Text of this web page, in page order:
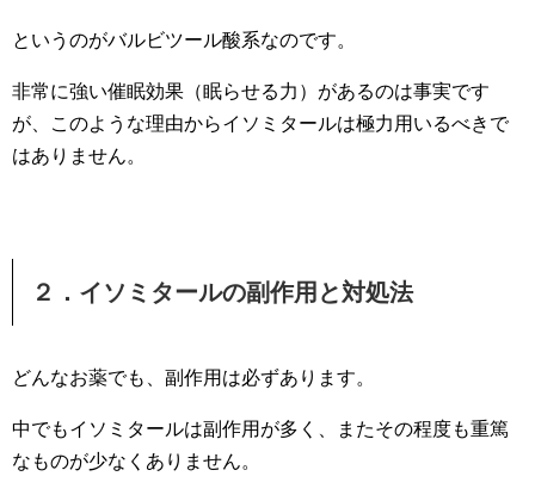
というのがバルビツール酸系なのです。
非常に強い催眠効果（眠らせる力）があるのは事実です
が、このような理由からイソミタールは極力用いるべきで
はありません。
２．イソミタールの副作用と対処法
どんなお薬でも、副作用は必ずあります。
中でもイソミタールは副作用が多く、またその程度も重篤
なものが少なくありません。